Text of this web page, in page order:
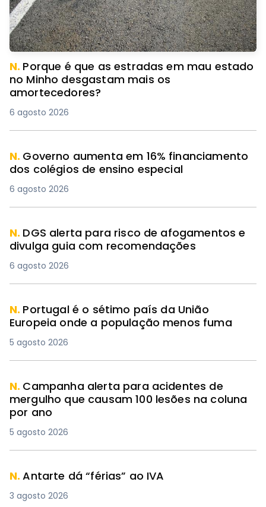
N. Porque é que as estradas em mau estado
no Minho desgastam mais os
amortecedores?
6 agosto 2026
N. Governo aumenta em 16% financiamento
dos colégios de ensino especial
6 agosto 2026
N. DGS alerta para risco de afogamentos e
divulga guia com recomendações
6 agosto 2026
N. Portugal é o sétimo país da União
Europeia onde a população menos fuma
5 agosto 2026
N. Campanha alerta para acidentes de
mergulho que causam 100 lesões na coluna
por ano
5 agosto 2026
N.Antarte dá “férias” ao IVA
3 agosto 2026